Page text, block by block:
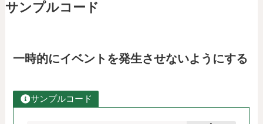
サンプルコード
一時的にイベントを発生させないようにする
サンプルコード